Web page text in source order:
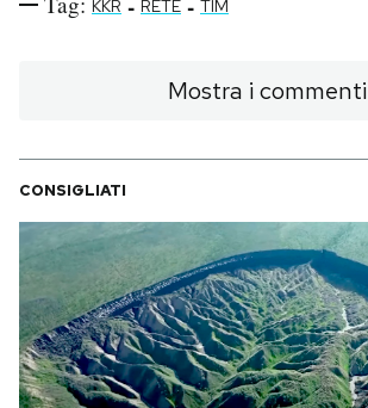
KKR RETE TIM
Mostra i commenti
CONSIGLIATI